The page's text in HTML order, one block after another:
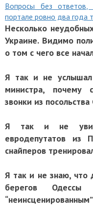
Вопросы без
портале ровно два года
​Несколько
Украине. Видимо
о том с чего все
Я так и не услышал
министра, почему
звонки из
Я так и не
евродепутатов
снайперов
Я так и не знаю, что
берегов Одессы